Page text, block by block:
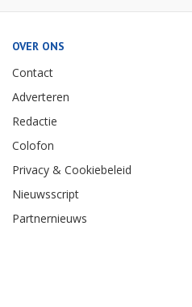
OVER ONS
Contact
Adverteren
Redactie
Colofon
Privacy & Cookiebeleid
Nieuwsscript
Partnernieuws